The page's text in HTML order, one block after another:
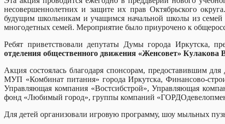
несовершеннолетних и защите их прав Октябрьского
будущим школьникам и учащимся начальной школы из семей
многодетных семей. Мероприятие было приурочено к
Ребят приветствовали депутаты Думы города Иркутска,
отделения общественного движения «Женсовет» Кулакова
Акция состоялась благодаря спонсорам, предоставившим
МУП «Комбинат питания» города Иркутска, Финансово-
Управляющая компания «Востсибстрой», Управляющая
фонд «Любимый город», группы компаний
Для детей организовали игровую программу, шоу мыльных